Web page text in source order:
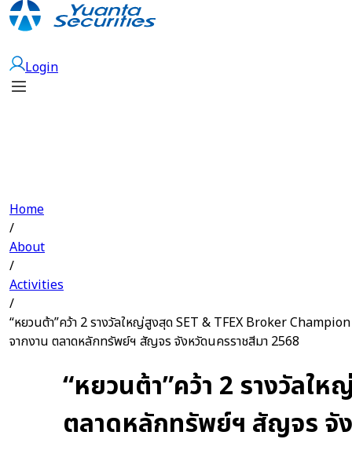
Login
Home
/
About
/
Activities
/
“หยวนต้า”คว้า 2 รางวัลใหญ่สูงสุด SET & TFEX Broker Champion
จากงาน ตลาดหลักทรัพย์ฯ สัญจร จังหวัดนครราชสีมา 2568
“หยวนต้า”คว้า 2 รางวัลใ
ตลาดหลักทรัพย์ฯ สัญจร จั